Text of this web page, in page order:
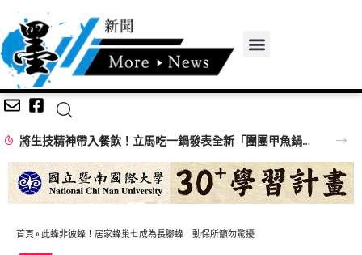
將生技精神帶入餐飲！立馬吃一鍋發表全新「團團甲魚鍋」 搶攻特色鍋物市場
首頁 » 此蜂非彼蜂！居家蜂巢七成為長腳蜂 動保所籲勿驚擾